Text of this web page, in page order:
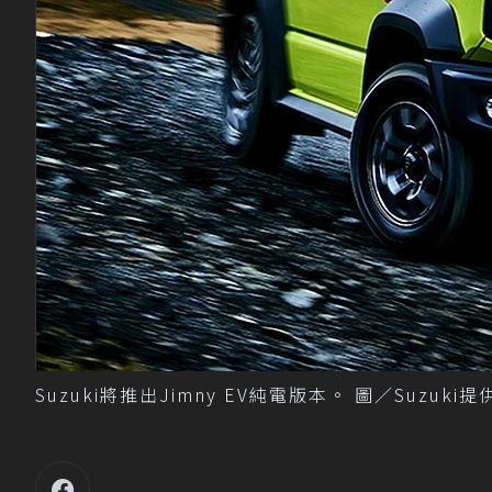
Suzuki將推出Jimny EV純電版本。 圖／Suzuki提